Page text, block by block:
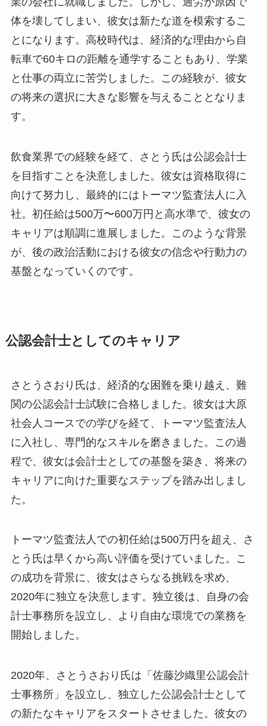
体を壊してしまい、彼女は新たな道を模索するこ
とになります。高校時代は、経済的な理由から自
転車で60キロの距離を通学することもあり、学業
と仕事の両立に苦労しました。この経験が、彼女
の将来の選択に大きな影響を与えることとなりま
す。
飲食業界での経験を経て、さとう氏は公認会計士
を目指すことを決意しました。彼女は資格取得に
向けて努力し、最終的にはトーマツ監査法人に入
社。初任給は500万〜600万円と高水準で、彼女の
キャリアは順調に進展しました。このような背景
が、後の政治活動における彼女の信念や行動力の
基盤となっていくのです。
公認会計士としてのキャリア
さとうさおり氏は、経済的な困難を乗り越え、難
関の公認会計士試験に合格しました。彼女は大原
社会人コースでの学びを経て、トーマツ監査法人
に入社し、専門的なスキルを磨きました。この過
程で、彼女は会計士としての基盤を築き、将来の
キャリアに向けた重要なステップを踏み出しまし
た。
トーマツ監査法人での初任給は500万円を超え、さ
とう氏は早くから高い評価を受けていました。こ
の成功を背景に、彼女はさらなる挑戦を求め、
2020年に独立を決意します。独立後は、自身の会
計士事務所を設立し、より自由な環境での業務を
開始しました。
2020年、さとうさおり氏は「佐藤沙織里公認会計
士事務所」を設立し、独立した公認会計士として
の新たなキャリアをスタートさせました。彼女の